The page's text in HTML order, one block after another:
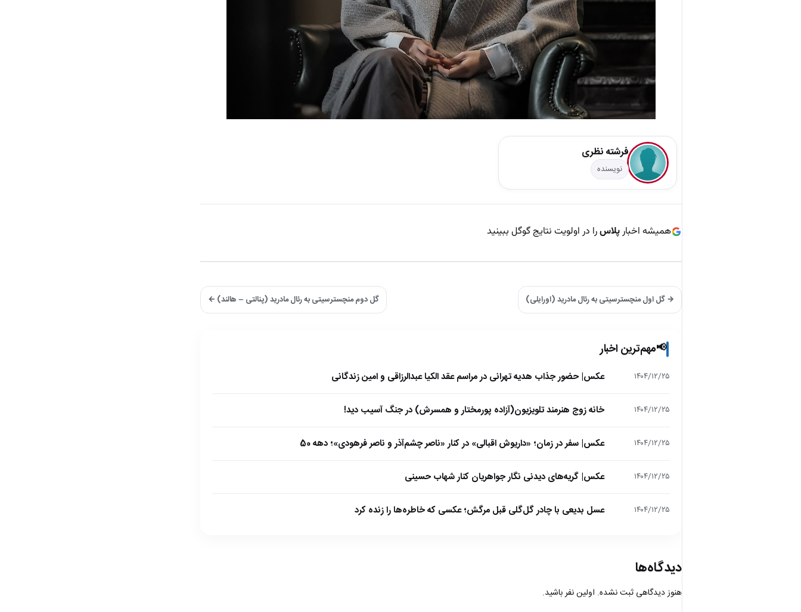
فرشته نظری
نویسنده
همیشه اخبارپلاسرا در اولویت نتایج گوگل ببینید
→ گل اول منچسترسیتی به رئال مادرید (اورایلی) گل دوم منچسترسیتی به رئال مادرید (پنالتی – هالند) ←
📢مهم‌ترین اخبار
۱۴۰۴/۱۲/۲۵ عکس| حضور جذاب هدیه تهرانی در مراسم عقد الکیا عبدالرزاقی و امین زندگانی
۱۴۰۴/۱۲/۲۵ خانه زوج هنرمند تلویزیون(آزاده پورمختار و همسرش) در جنگ آسیب دید!
۱۴۰۴/۱۲/۲۵ عکس| سفر در زمان؛ «داریوش اقبالی» در کنار «ناصر چشم‌آذر و ناصر فرهودی»؛ دهه 50
۱۴۰۴/۱۲/۲۵ عکس| گریه‌های دیدنی نگار جواهریان کنار شهاب حسینی
۱۴۰۴/۱۲/۲۵ عسل بدیعی با چادر گل‌گلی قبل مرگش؛ عکسی که خاطره‌ها را زنده کرد
دیدگاه‌ها
هنوز دیدگاهی ثبت نشده. اولین نفر باشید.